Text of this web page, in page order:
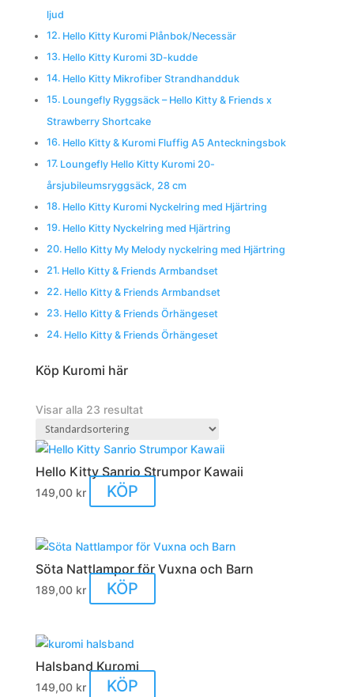
ljud
Hello Kitty Kuromi Plånbok/Necessär
Hello Kitty Kuromi 3D-kudde
Hello Kitty Mikrofiber Strandhandduk
Loungefly Ryggsäck – Hello Kitty & Friends x
Strawberry Shortcake
Hello Kitty & Kuromi Fluffig A5 Anteckningsbok
Loungefly Hello Kitty Kuromi 20-
årsjubileumsryggsäck, 28 cm
Hello Kitty Kuromi Nyckelring med Hjärtring
Hello Kitty Nyckelring med Hjärtring
Hello Kitty My Melody nyckelring med Hjärtring
Hello Kitty & Friends Armbandset
Hello Kitty & Friends Armbandset
Hello Kitty & Friends Örhängeset
Hello Kitty & Friends Örhängeset
Köp Kuromi här
Visar alla 23 resultat
Hello Kitty Sanrio Strumpor Kawaii
149,00 kr KÖP
här
har
varianter.
väljas
Söta Nattlampor för Vuxna och Barn
189,00 kr KÖP
här
varianter.
Halsband Kuromi
149,00 kr KÖP